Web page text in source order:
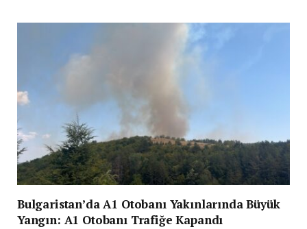
Bulgaristan’da A1 Otobanı Yakınlarında Büyük
Yangın: A1 Otobanı Trafiğe Kapandı